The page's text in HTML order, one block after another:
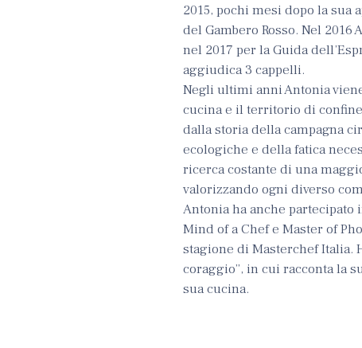
2015, pochi mesi dopo la sua
del Gambero Rosso. Nel 2016
nel 2017 per la Guida
aggiudica 3 cappelli.
Negli ultimi anni Antonia
cucina e il territorio di
dalla storia della campagna
ecologiche e della fatica
ricerca costante di una
valorizzando ogni diverso
Antonia ha anche
Mind of a Chef e Master of
stagione di Masterchef Italia.
coraggio”, in cui racconta la
sua cucina.